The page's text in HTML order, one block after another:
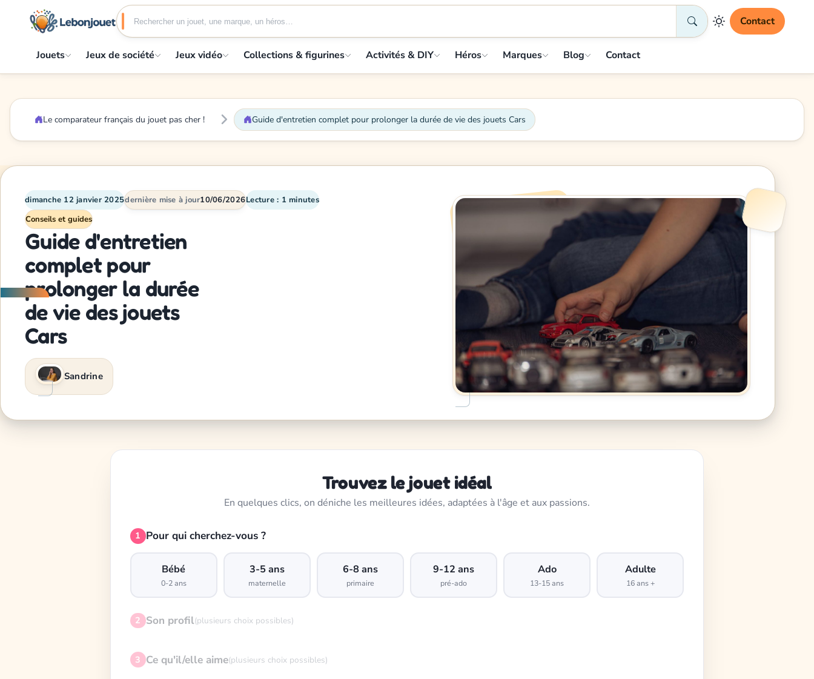
Contact
Jouets Jeux de société Jeux vidéo Collections & figurines Activités & DIY Héros Marques Blog Contact
Le comparateur français du jouet pas cher ! Guide d'entretien complet pour prolonger la durée de vie des jouets Cars
dimanche 12 janvier 2025dernière mise à jour10/06/2026Lecture : 1 minutes
Conseils et guides
Guide d'entretien
complet pour
prolonger la durée
de vie des jouets
Cars
Sandrine
Trouvez le jouet idéal
En quelques clics, on déniche les meilleures idées, adaptées à l'âge et aux passions.
1 Pour qui cherchez-vous ?
Bébé
0-2 ans
3-5 ans
maternelle
6-8 ans
primaire
9-12 ans
pré-ado
Ado
13-15 ans
Adulte
16 ans +
2 Son profil(plusieurs choix possibles)
3 Ce qu'il/elle aime(plusieurs choix possibles)